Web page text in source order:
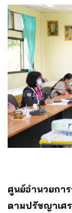
ศูนย์อำนวยกา
ตามปรัชญาเศ